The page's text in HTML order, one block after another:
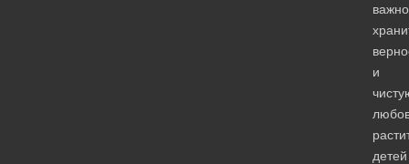
важно
и
детей